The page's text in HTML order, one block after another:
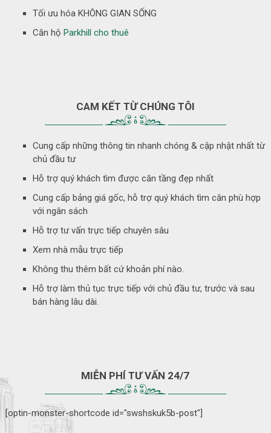
Tối ưu hóa KHÔNG GIAN SỐNG
Căn hộParkhill cho thuê
CAM KẾT TỪ CHÚNG TÔI
Cung cấp những thông tin nhanh chóng & cập nhật nhất từ
chủ đầu tư
Hỗ trợ quý khách tìm được căn tầng đẹp nhất
Cung cấp bảng giá gốc, hỗ trợ quý khách tìm căn phù hợp
với ngân sách
Hỗ trợ tư vấn trực tiếp chuyên sâu
Xem nhà mẫu trực tiếp
Không thu thêm bất cứ khoản phí nào.
Hỗ trợ làm thủ tục trực tiếp với chủ đầu tư, trước và sau
bán hàng lâu dài.
MIỄN PHÍ TƯ VẤN 24/7
[optin-monster-shortcode id="swshskuk5b-post"]